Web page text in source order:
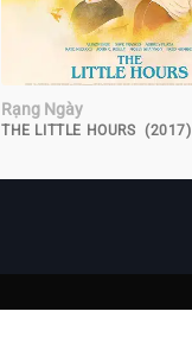
Rạng Ngày
THE LITTLE HOURS (2017)